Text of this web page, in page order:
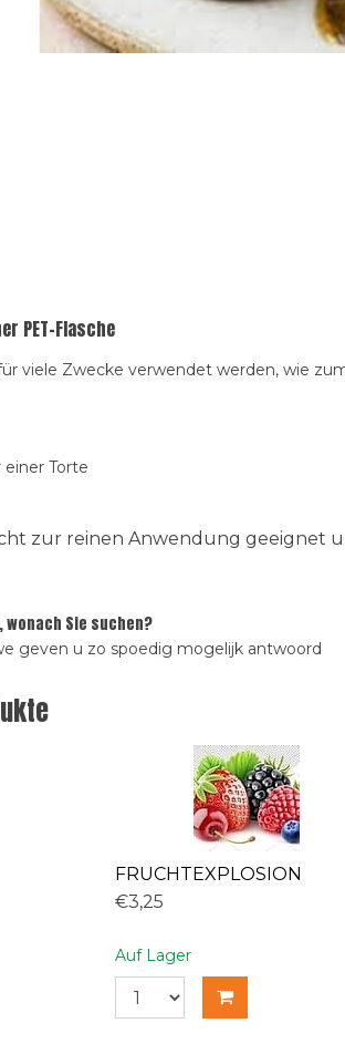
PET-Flasche
viele Zwecke verwendet werden, wie
Torte
zur reinen Anwendung geeignet
wonach Sie suchen?
geven u zo spoedig mogelijk antwoord
FRUCHTEXPLOSION
€3,25
Auf Lager